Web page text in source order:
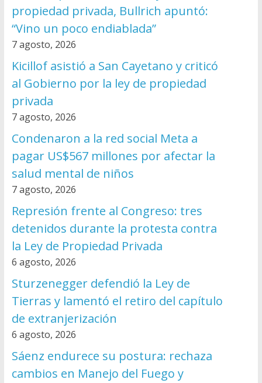
propiedad privada, Bullrich apuntó:
“Vino un poco endiablada”
7 agosto, 2026
Kicillof asistió a San Cayetano y criticó
al Gobierno por la ley de propiedad
privada
7 agosto, 2026
Condenaron a la red social Meta a
pagar US$567 millones por afectar la
salud mental de niños
7 agosto, 2026
Represión frente al Congreso: tres
detenidos durante la protesta contra
la Ley de Propiedad Privada
6 agosto, 2026
Sturzenegger defendió la Ley de
Tierras y lamentó el retiro del capítulo
de extranjerización
6 agosto, 2026
Sáenz endurece su postura: rechaza
cambios en Manejo del Fuego y